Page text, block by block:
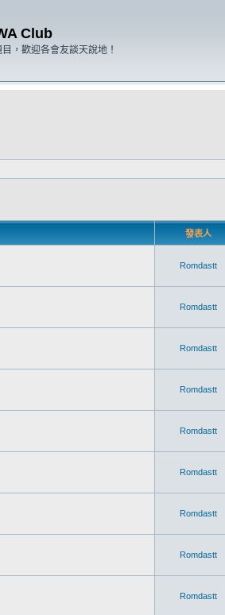
Club
，歡迎各會友談天說地！
發表人
Romdastt
Romdastt
Romdastt
Romdastt
Romdastt
Romdastt
Romdastt
Romdastt
Romdastt